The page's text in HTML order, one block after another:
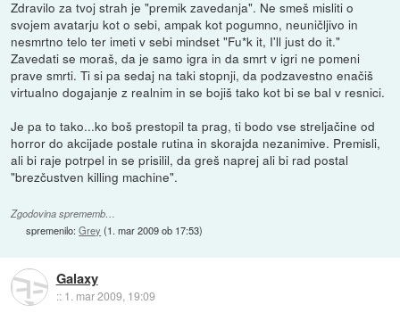
Zdravilo za tvoj strah je "premik zavedanja". Ne smeš misliti o
svojem avatarju kot o sebi, ampak kot pogumno, neuničljivo in
nesmrtno telo ter imeti v sebi mindset "Fu*k it, I'll just do it."
Zavedati se moraš, da je samo igra in da smrt v igri ne pomeni
prave smrti. Ti si pa sedaj na taki stopnji, da podzavestno enačiš
virtualno dogajanje z realnim in se bojiš tako kot bi se bal v resnici.
Je pa to tako...ko boš prestopil ta prag, ti bodo vse streljačine od
horror do akcijade postale rutina in skorajda nezanimive. Premisli,
ali bi raje potrpel in se prisilil, da greš naprej ali bi rad postal
"brezčustven killing machine".
Zgodovina sprememb…
spremenilo:Grey (1. mar 2009 ob 17:53)
Galaxy
:: 1. mar 2009, 19:09